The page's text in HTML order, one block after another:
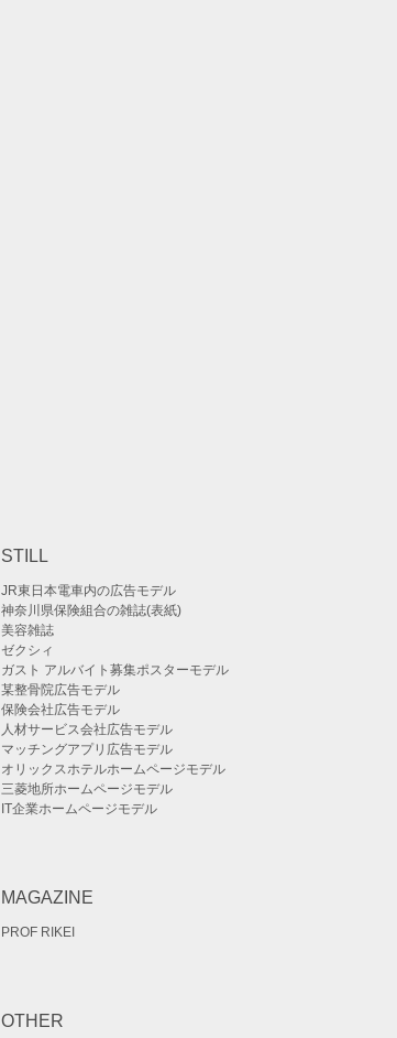
STILL
JR東日本電車内の広告モデル
神奈川県保険組合の雑誌(表紙)
美容雑誌
ゼクシィ
ガスト アルバイト募集ポスターモデル
某整骨院広告モデル
保険会社広告モデル
人材サービス会社広告モデル
マッチングアプリ広告モデル
オリックスホテルホームページモデル
三菱地所ホームページモデル
IT企業ホームページモデル
MAGAZINE
PROF RIKEI
OTHER